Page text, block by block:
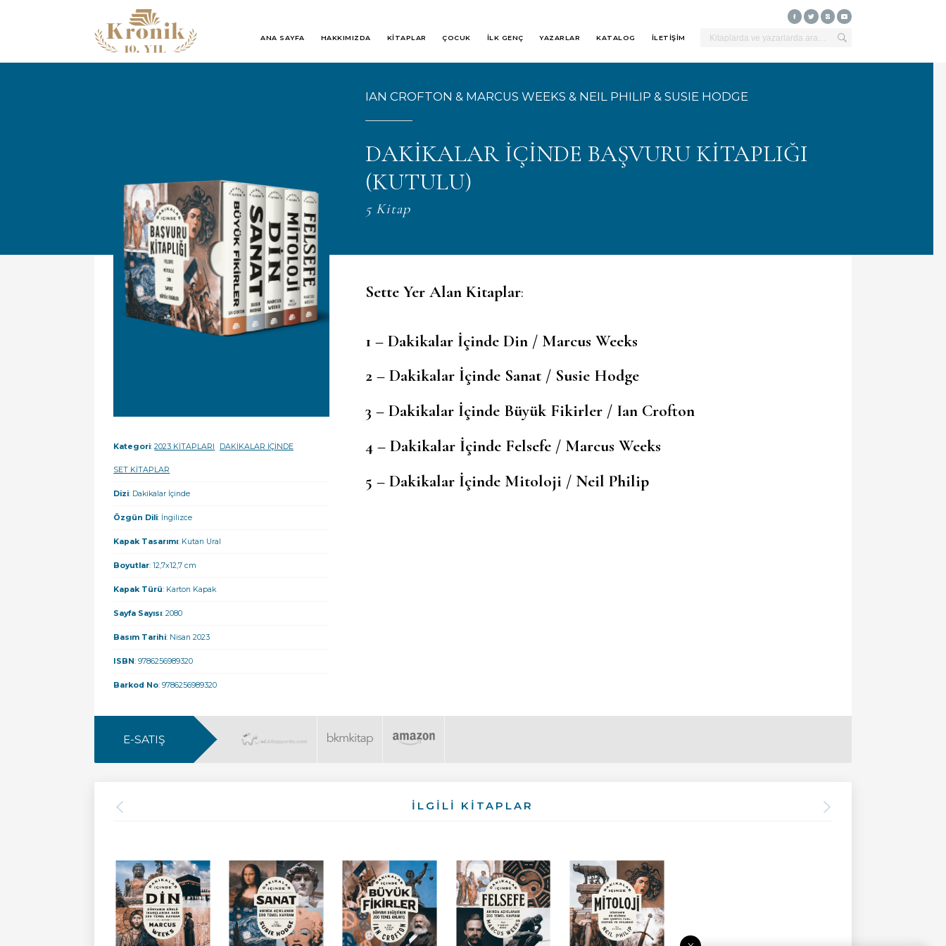
ANA SAYFA HAKKIMIZDA KİTAPLAR ÇOCUK İLK GENÇ YAZARLAR KATALOG İLETİŞİM
IAN CROFTON & MARCUS WEEKS & NEIL PHILIP & SUSIE HODGE
DAKİKALAR İÇİNDE BAŞVURU KİTAPLIĞI
(KUTULU)
5 Kitap
Sette Yer Alan Kitaplar:
1 – Dakikalar İçinde Din/ Marcus Weeks
2 – Dakikalar İçinde Sanat/ Susie Hodge
3 – Dakikalar İçinde Büyük Fikirler/ Ian Crofton
4 – Dakikalar İçinde Felsefe/ Marcus Weeks
5 – Dakikalar İçinde Mitoloji / Neil Philip
Kategori:2023 KİTAPLARI DAKİKALAR İÇİNDE
SET KİTAPLAR
Dizi: Dakikalar İçinde
Özgün Dili: İngilizce
Kapak Tasarımı: Kutan Ural
Boyutlar: 12,7x12,7 cm
Kapak Türü: Karton Kapak
Sayfa Sayısı: 2080
Basım Tarihi: Nisan 2023
ISBN: 9786256989320
Barkod No: 9786256989320
E-SATIŞ
İLGİLİ KİTAPLAR